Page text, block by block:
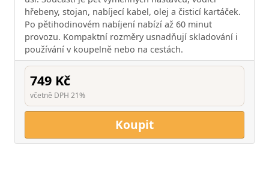
hřebeny, stojan, nabíjecí kabel, olej a čisticí kartáček.
Po pětihodinovém nabíjení nabízí až 60 minut
provozu. Kompaktní rozměry usnadňují skladování i
používání v koupelně nebo na cestách.
749 Kč
včetně DPH 21%
Koupit